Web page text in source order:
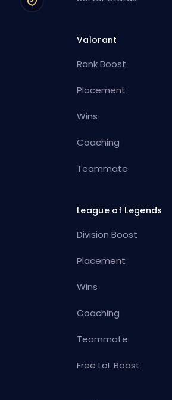
Valorant
Rank Boost
Placement
Wins
Coaching
Teammate
League of Legends
Division Boost
Placement
Wins
Coaching
Teammate
Free LoL Boost